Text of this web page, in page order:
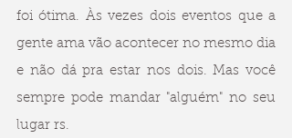
foi ótima. Às vezes dois eventos que a
gente ama vão acontecer no mesmo dia
e não dá pra estar nos dois. Mas você
sempre pode mandar "alguém" no seu
lugar rs.